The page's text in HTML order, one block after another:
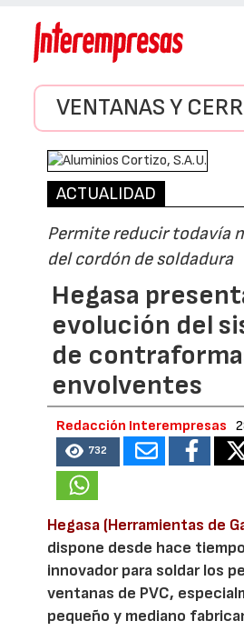
VENTANAS Y
ACTUALIDAD
Permite reducir todavía
del cordón de soldadura
Hegasa
evolución del
de
envolventes
Redacción Interempresas
732
Hegasa (Herramientas de
dispone desde hace
innovador para soldar los
ventanas de PVC,
pequeño y mediano